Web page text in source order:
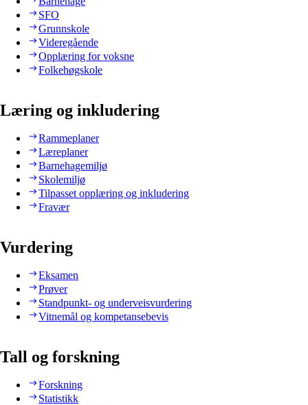
SFO
Grunnskole
Videregående
Opplæring for voksne
Folkehøgskole
Læring og inkludering
Rammeplaner
Læreplaner
Barnehagemiljø
Skolemiljø
Tilpasset opplæring og inkludering
Fravær
Vurdering
Eksamen
Prøver
Standpunkt- og underveisvurdering
Vitnemål og kompetansebevis
Tall og forskning
Forskning
Statistikk